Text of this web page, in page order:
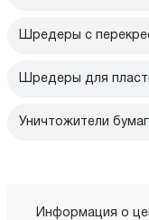
Шредеры с
Шредеры для
Уничтожители
Информация о